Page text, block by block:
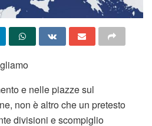
e nelle piazze sul
non è altro che un pretesto
divisioni e scompiglio